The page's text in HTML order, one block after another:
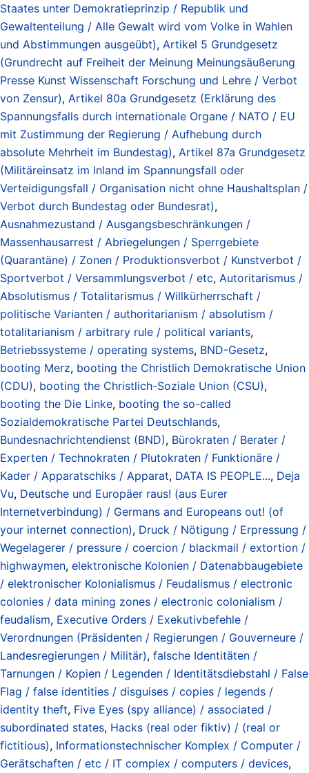
Staates unter Demokratieprinzip / Republik und
Gewaltenteilung / Alle Gewalt wird vom Volke in Wahlen
und Abstimmungen ausgeübt), Artikel 5 Grundgesetz
(Grundrecht auf Freiheit der Meinung Meinungsäußerung
Presse Kunst Wissenschaft Forschung und Lehre / Verbot
von Zensur), Artikel 80a Grundgesetz (Erklärung des
Spannungsfalls durch internationale Organe / NATO / EU
mit Zustimmung der Regierung / Aufhebung durch
absolute Mehrheit im Bundestag), Artikel 87a Grundgesetz
(Militäreinsatz im Inland im Spannungsfall oder
Verteidigungsfall / Organisation nicht ohne Haushaltsplan /
Verbot durch Bundestag oder Bundesrat),
Ausnahmezustand / Ausgangsbeschränkungen /
Massenhausarrest / Abriegelungen / Sperrgebiete
(Quarantäne) / Zonen / Produktionsverbot / Kunstverbot /
Sportverbot / Versammlungsverbot / etc, Autoritarismus /
Absolutismus / Totalitarismus / Willkürherrschaft /
politische Varianten / authoritarianism / absolutism /
totalitarianism / arbitrary rule / political variants,
Betriebssysteme / operating systems, BND-Gesetz,
booting Merz, booting the Christlich Demokratische Union
(CDU), booting the Christlich-Soziale Union (CSU),
booting the Die Linke, booting the so-called
Sozialdemokratische Partei Deutschlands,
Bundesnachrichtendienst (BND), Bürokraten / Berater /
Experten / Technokraten / Plutokraten / Funktionäre /
Kader / Apparatschiks / Apparat, DATA IS PEOPLE..., Deja
Vu, Deutsche und Europäer raus! (aus Eurer
Internetverbindung) / Germans and Europeans out! (of
your internet connection), Druck / Nötigung / Erpressung /
Wegelagerer / pressure / coercion / blackmail / extortion /
highwaymen, elektronische Kolonien / Datenabbaugebiete
/ elektronischer Kolonialismus / Feudalismus / electronic
colonies / data mining zones / electronic colonialism /
feudalism, Executive Orders / Exekutivbefehle /
Verordnungen (Präsidenten / Regierungen / Gouverneure /
Landesregierungen / Militär), falsche Identitäten /
Tarnungen / Kopien / Legenden / Identitätsdiebstahl / False
Flag / false identities / disguises / copies / legends /
identity theft, Five Eyes (spy alliance) / associated /
subordinated states, Hacks (real oder fiktiv) / (real or
fictitious), Informationstechnischer Komplex / Computer /
Gerätschaften / etc / IT complex / computers / devices,